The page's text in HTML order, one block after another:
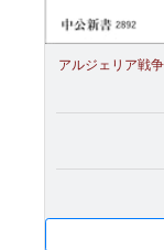
アルジェリア戦